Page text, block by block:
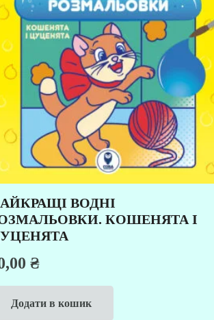
ВОДНІ
КОШЕНЯТА І
₴
Додати в кошик